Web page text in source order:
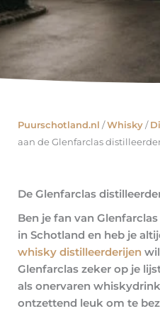
Puurschotland.nl /Whisky/
aan de Glenfarclas
De Glenfarclas
Ben je fan van
in Schotland en heb je
whisky distilleerderijen
Glenfarclas zeker op je
als onervaren
ontzettend leuk om te